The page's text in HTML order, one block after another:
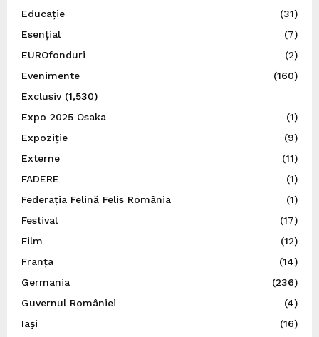
Educație
(31)
Esențial
(7)
EUROfonduri
(2)
Evenimente
(160)
Exclusiv(1,530)
Expo 2025 Osaka
(1)
Expoziție
(9)
Externe
(11)
FADERE
(1)
Federația Felină Felis România
(1)
Festival
(17)
Film
(12)
Franța
(14)
Germania
(236)
Guvernul României
(4)
Iaşi
(16)